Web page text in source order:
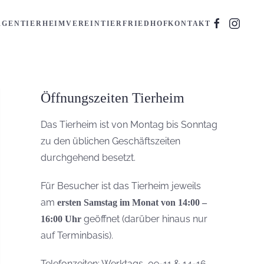
TIERHEIMVEREINTIERFRIEDHOFKONTAKT
Öffnungszeiten Tierheim
Das Tierheim ist von Montag bis Sonntag
zu den üblichen Geschäftszeiten
durchgehend besetzt.
Für Besucher ist das Tierheim jeweils
amersten Samstag im Monat von 14:00 –
16:00 Uhr geöffnet (darüber hinaus nur
auf Terminbasis).